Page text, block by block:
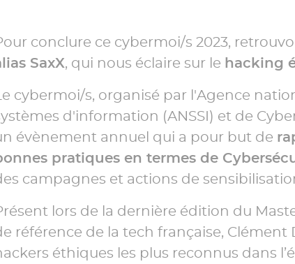
conclure ce cybermoi/s 2023,
SaxX, qui nous éclaire sur le hacking
cybermoi/s, organisé par l'Agence
d'information (ANSSI) et de
évènement annuel qui a pour but de
pratiques en termes de
campagnes et actions de
lors de la dernière édition du
référence de la tech française,
éthiques les plus reconnus dans